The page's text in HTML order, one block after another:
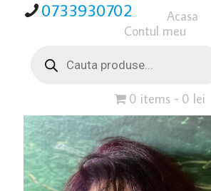
0733930702 Acasa
Contul meu
search
0 items 0 lei